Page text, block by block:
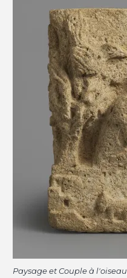
Paysage et Couple à l'oiseau